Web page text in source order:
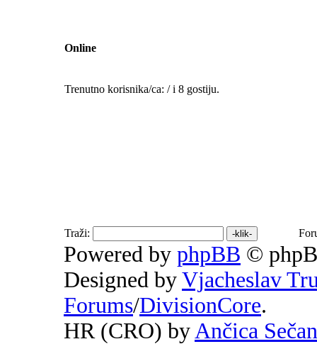
Online
Trenutno korisnika/ca: / i 8 gostiju.
Traži:
Powered by phpBB ©
Designed by Vjacheslav
Forums/DivisionCore.
HR (CRO) by Ančica Sečan